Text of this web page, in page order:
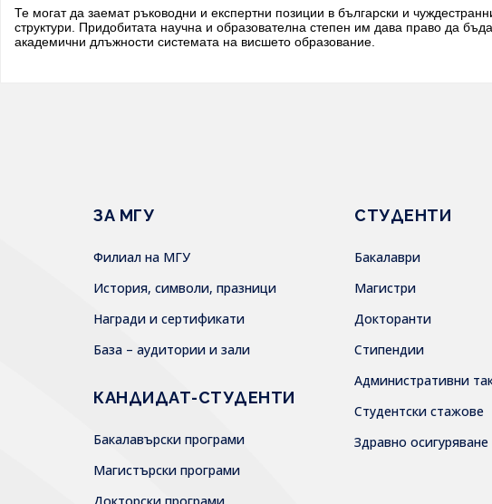
Те могат да заемат ръководни и експертни позиции в български и
структури. Придобитата научна и образователна степен им дава право да
академични длъжности системата на висшето образование.
ЗА МГУ
Филиал на МГУ
История, символи, празници
Награди и сертификати
База – аудитории и зали
КАНДИДАТ-СТУДЕНТИ
Бакалавърски програми
Магистърски програми
СТУДЕНТИ
Бакалаври
Магистри
Докторанти
Стипендии
Административни
Студентски стажове
Здравно осигуряване